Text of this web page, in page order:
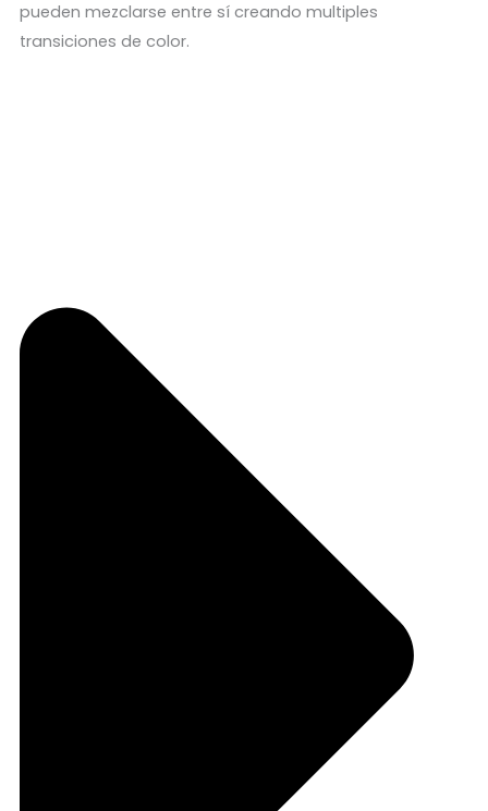
pueden mezclarse entre sí creando multiples
transiciones de color.